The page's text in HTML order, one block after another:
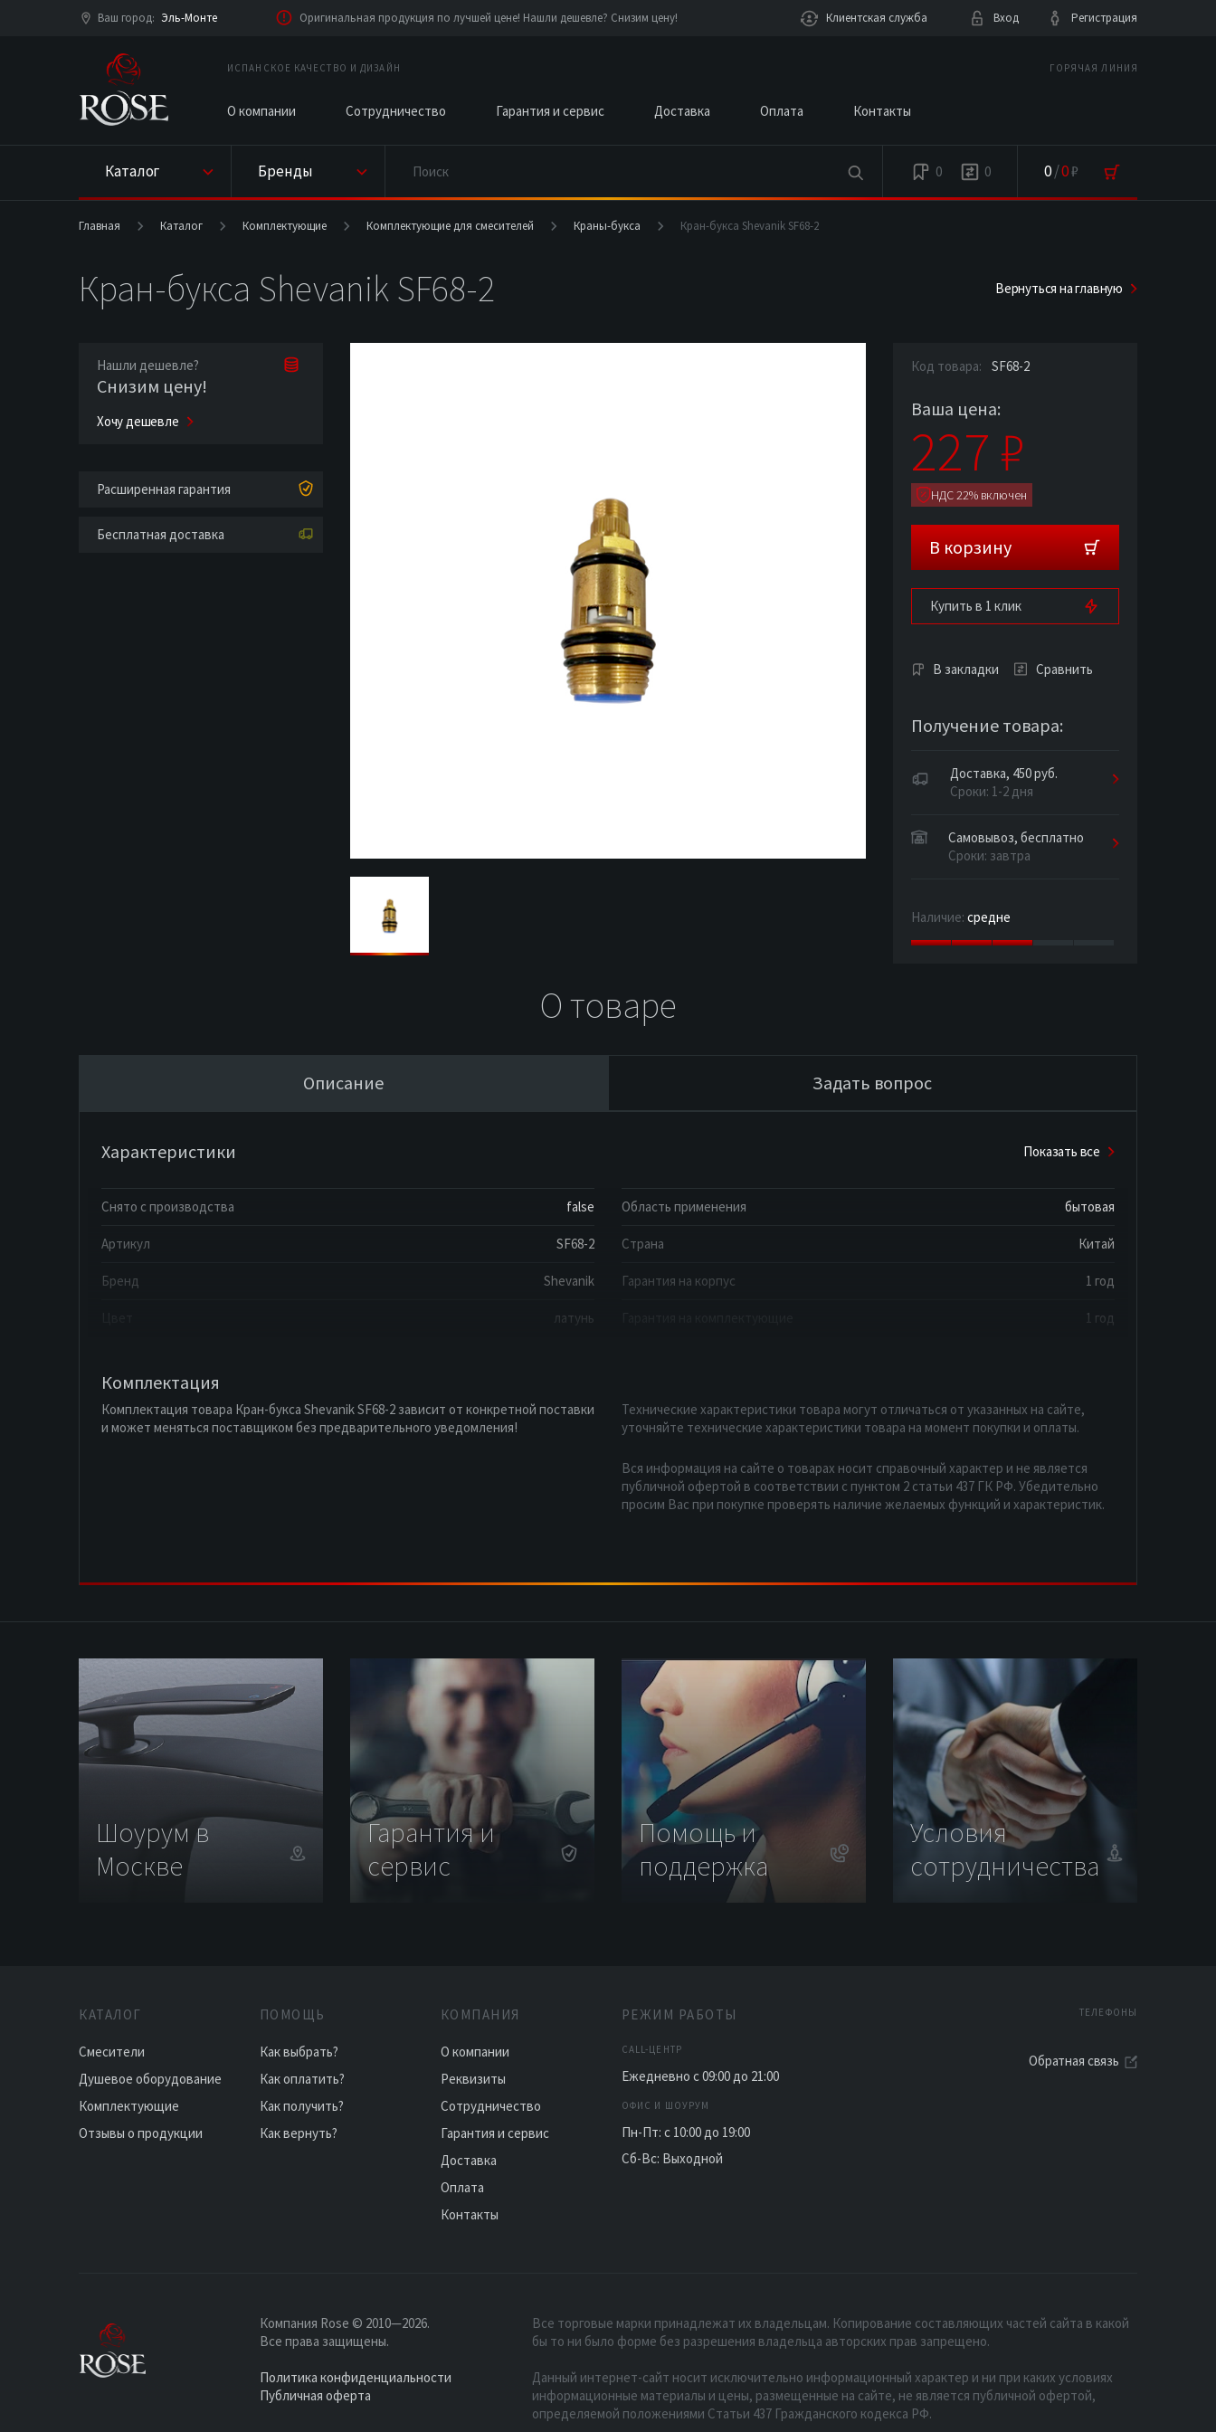
Ваш город: Эль-Монте Оригинальная продукция по лучшей цене! Нашли дешевле? Снизим цену! Клиентская служба Вход Регистрация
ИСПАНСКОЕ КАЧЕСТВО И ДИЗАЙН
О компании Сотрудничество Гарантия и сервис Доставка Оплата Контакты
ГОРЯЧАЯ ЛИНИЯ
Каталог Бренды 0 0 0/0₽
Главная Каталог Комплектующие Комплектующие для смесителей Краны-букса Кран-букса Shevanik SF68-2
Кран-букса Shevanik SF68-2 Вернуться на главную
Нашли дешевле?
Снизим цену!
Хочу дешевле
Расширенная гарантия
Бесплатная доставка
Код товара: SF68-2
Ваша цена:
227₽
НДС 22% включен
В корзину
Купить в 1 клик
В закладки Сравнить
Получение товара:
Доставка, 450 руб.
Сроки: 1-2 дня
Самовывоз, бесплатно
Сроки: завтра
Наличие: средне
О товаре
Описание Задать вопрос
Характеристики Показать все
Снято с производства false
Артикул SF68-2
Бренд Shevanik
латунь
Область применения бытовая
Страна Китай
Гарантия на корпус 1 год
1 год
Комплектация
Комплектация товара Кран-букса Shevanik SF68-2 зависит от конкретной поставки
и может меняться поставщиком без предварительного уведомления!
Технические характеристики товара могут отличаться от указанных на сайте,
уточняйте технические характеристики товара на момент покупки и оплаты.
Вся информация на сайте о товарах носит справочный характер и не является
публичной офертой в соответствии с пунктом 2 статьи 437 ГК РФ. Убедительно
просим Вас при покупке проверять наличие желаемых функций и характеристик.
Шоурум в
Москве
Гарантия и
сервис
Помощь и
поддержка
Условия
сотрудничества
КАТАЛОГ
Смесители
Душевое оборудование
Комплектующие
Отзывы о продукции
ПОМОЩЬ
Как выбрать?
Как оплатить?
Как получить?
Как вернуть?
КОМПАНИЯ
О компании
Реквизиты
Сотрудничество
Гарантия и сервис
Доставка
Оплата
Контакты
РЕЖИМ РАБОТЫ
CALL-ЦЕНТР
Ежедневно с 09:00 до 21:00
ОФИС И ШОУРУМ
Пн-Пт: с 10:00 до 19:00
Сб-Вс: Выходной
ТЕЛЕФОНЫ
Обратная связь
Компания Rose © 2010—2026.
Все права защищены.
Политика конфиденциальности
Публичная оферта
Все торговые марки принадлежат их владельцам. Копирование составляющих частей сайта в какой
бы то ни было форме без разрешения владельца авторских прав запрещено.
Данный интернет-сайт носит исключительно информационный характер и ни при каких условиях
информационные материалы и цены, размещенные на сайте, не является публичной офертой,
определяемой положениями Статьи 437 Гражданского кодекса РФ.